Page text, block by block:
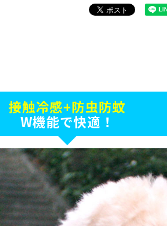
接触冷感+防虫防蚊
W機能で快適！